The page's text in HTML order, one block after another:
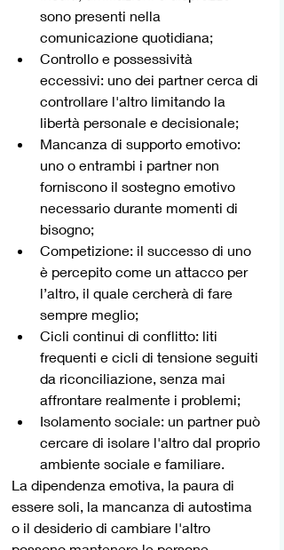
sono presenti nella
comunicazione quotidiana;
Controllo e possessività
eccessivi: uno dei partner cerca di
controllare l'altro limitando la
libertà personale e decisionale;
Mancanza di supporto emotivo:
uno o entrambi i partner non
forniscono il sostegno emotivo
necessario durante momenti di
bisogno;
Competizione: il successo di uno
è percepito come un attacco per
l’altro, il quale cercherà di fare
sempre meglio;
Cicli continui di conflitto: liti
frequenti e cicli di tensione seguiti
da riconciliazione, senza mai
affrontare realmente i problemi;
Isolamento sociale: un partner può
cercare di isolare l'altro dal proprio
ambiente sociale e familiare.
La dipendenza emotiva, la paura di
essere soli, la mancanza di autostima
o il desiderio di cambiare l'altro